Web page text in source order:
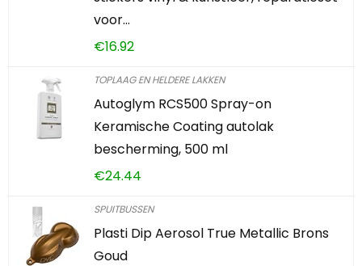
voor…
€16.92
TOPLAAG EN HELDERE LAKKEN
Autoglym RCS500 Spray-on
Keramische Coating autolak
bescherming, 500 ml
€24.44
SPUITBUSSEN
Plasti Dip Aerosol True Metallic Brons
Goud